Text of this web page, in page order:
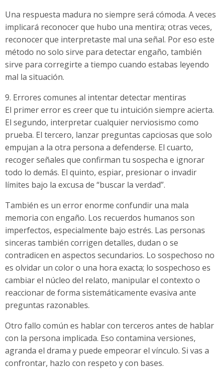
Una respuesta madura no siempre será cómoda. A veces
implicará reconocer que hubo una mentira; otras veces,
reconocer que interpretaste mal una señal. Por eso este
método no solo sirve para detectar engaño, también
sirve para corregirte a tiempo cuando estabas leyendo
mal la situación.
9. Errores comunes al intentar detectar mentiras
El primer error es creer que tu intuición siempre acierta.
El segundo, interpretar cualquier nerviosismo como
prueba. El tercero, lanzar preguntas capciosas que solo
empujan a la otra persona a defenderse. El cuarto,
recoger señales que confirman tu sospecha e ignorar
todo lo demás. El quinto, espiar, presionar o invadir
límites bajo la excusa de “buscar la verdad”.
También es un error enorme confundir una mala
memoria con engaño. Los recuerdos humanos son
imperfectos, especialmente bajo estrés. Las personas
sinceras también corrigen detalles, dudan o se
contradicen en aspectos secundarios. Lo sospechoso no
es olvidar un color o una hora exacta; lo sospechoso es
cambiar el núcleo del relato, manipular el contexto o
reaccionar de forma sistemáticamente evasiva ante
preguntas razonables.
Otro fallo común es hablar con terceros antes de hablar
con la persona implicada. Eso contamina versiones,
agranda el drama y puede empeorar el vínculo. Si vas a
confrontar, hazlo con respeto y con bases.